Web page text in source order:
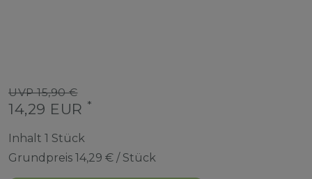
UVP 15,90 €
14,29 EUR *
Inhalt 1 Stück
Grundpreis 14,29 € / Stück